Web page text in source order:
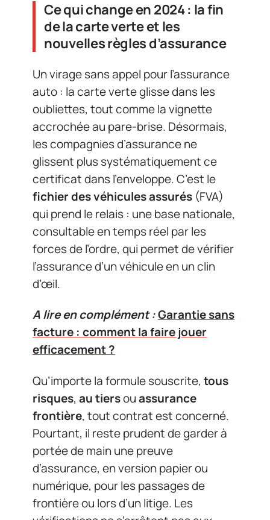
Ce qui change en 2024 : la fin
de la carte verte et les
nouvelles règles d’assurance
Un virage sans appel pour l’assurance
auto : la carte verte glisse dans les
oubliettes, tout comme la vignette
accrochée au pare-brise. Désormais,
les compagnies d’assurance ne
glissent plus systématiquement ce
certificat dans l’enveloppe. C’est le
fichier des véhicules assurés (FVA)
qui prend le relais : une base nationale,
consultable en temps réel par les
forces de l’ordre, qui permet de vérifier
l’assurance d’un véhicule en un clin
d’œil.
A lire en complément :Garantie sans
facture : comment la faire jouer
efficacement ?
Qu’importe la formule souscrite, tous
risques, au tiersouassurance
frontière, tout contrat est concerné.
Pourtant, il reste prudent de garder à
portée de main une preuve
d’assurance, en version papier ou
numérique, pour les passages de
frontière ou lors d’un litige. Les